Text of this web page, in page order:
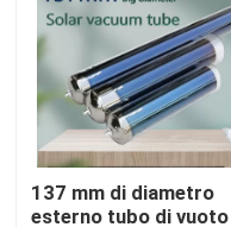
Su di noi
Visita alla fabbrica
Controllo della qualità
137 mm di diametro
esterno tubo di vuoto